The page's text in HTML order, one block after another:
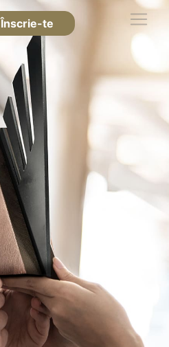
Înscrie-te